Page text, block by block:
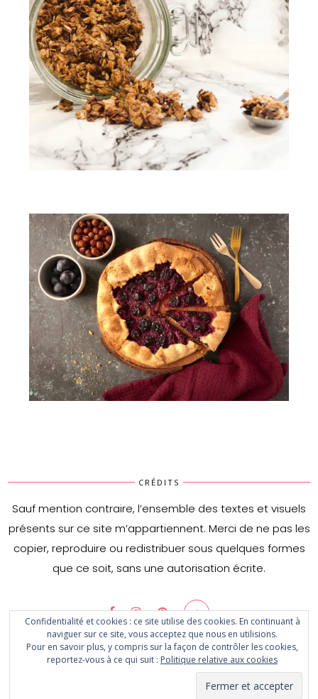
CRÉDITS
Sauf mention contraire, l’ensemble des textes et visuels
présents sur ce site m’appartiennent. Merci de ne pas les
copier, reproduire ou redistribuer sous quelques formes
que ce soit, sans une autorisation écrite.
© 2020 The kitchen of happiness. All Rights Reserved - Designed by
Confidentialité et cookies : ce site utilise des cookies. En continuant à
naviguer sur ce site, vous acceptez que nous en utilisions.
Pour en savoir plus, y compris sur la façon de contrôler les cookies,
reportez-vous à ce qui suit : Politique relative aux cookies